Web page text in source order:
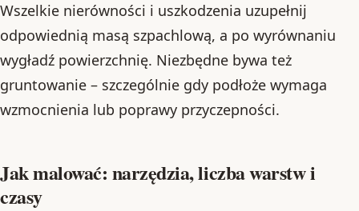
Wszelkie nierówności i uszkodzenia uzupełnij
odpowiednią masą szpachlową, a po wyrównaniu
wygładź powierzchnię. Niezbędne bywa też
gruntowanie – szczególnie gdy podłoże wymaga
wzmocnienia lub poprawy przyczepności.
Jak malować: narzędzia, liczba warstw i
czasy